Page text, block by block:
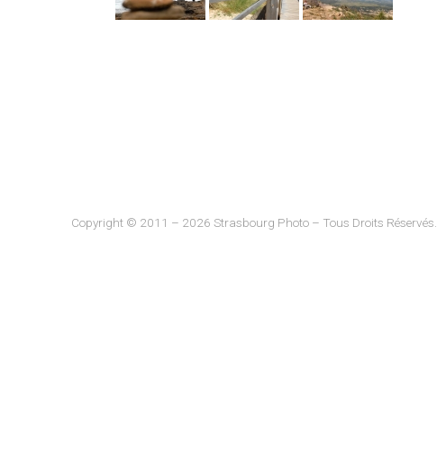
Copyright © 2011 – 2026 Strasbourg Photo – Tous Droits Réservés.